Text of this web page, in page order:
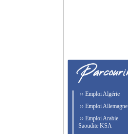
›› Emploi Algérie
›› Emploi Allemagne
›› Emploi Arabie
Saoudite KSA